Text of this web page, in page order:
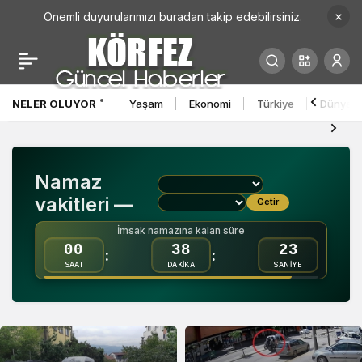
Önemli duyurularımızı buradan takip edebilirsiniz.
Körfez Haber Haberleri
NELER OLUYOR Yaşam Ekonomi Türkiye Dünya
Namaz
vakitleri —
Getir
İmsak namazına kalan süre
00
SAAT
: 38
DAKİKA
: 22
SANİYE